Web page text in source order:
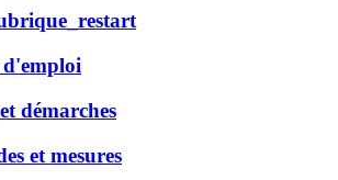
d'emploi
démarches
et mesures